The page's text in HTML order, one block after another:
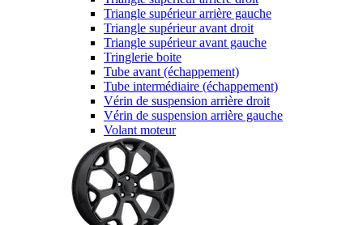
Triangle supérieur arrière gauche
Triangle supérieur avant droit
Triangle supérieur avant gauche
Tringlerie boite
Tube avant (échappement)
Tube intermédiaire (échappement)
Vérin de suspension arrière droit
Vérin de suspension arrière gauche
Volant moteur